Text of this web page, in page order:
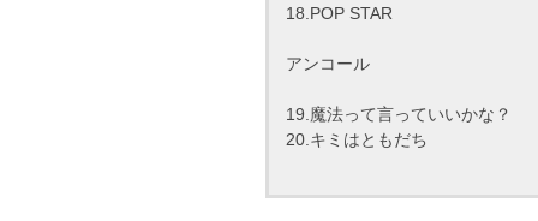
18.POP STAR
アンコール
19.魔法って言っていいかな？
20.キミはともだち